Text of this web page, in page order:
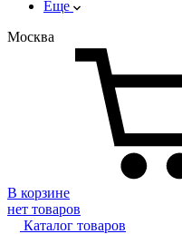
Еще
Москва
В корзине
нет товаров
Каталог товаров